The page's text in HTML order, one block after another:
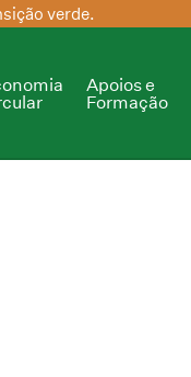
verde.
Apoios e
Formação